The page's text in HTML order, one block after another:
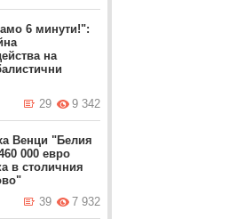
6 минути!":
на
9 342
29
Венци "Белия
000 евро
в столичния
7 932
39